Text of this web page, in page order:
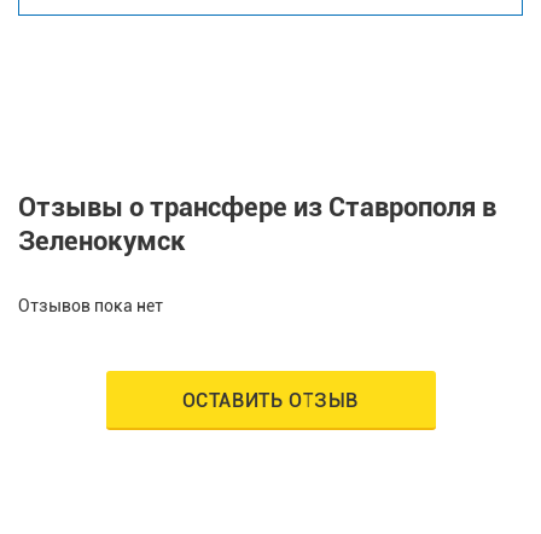
Отзывы о трансфере из Ставрополя в
Зеленокумск
Отзывов пока нет
ОСТАВИТЬ ОТЗЫВ